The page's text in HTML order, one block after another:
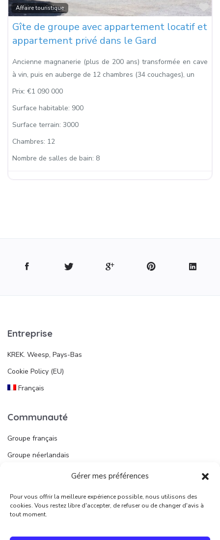
Gérer mes préférences
Pour vous offrir la meilleure expérience possible, nous utilisons des
cookies. Vous restez libre d'accepter, de refuser ou de changer d'avis à
tout moment.
Affaire touristique
Gîte de groupe avec appartement locatif et
appartement privé dans le Gard
Ancienne magnanerie (plus de 200 ans) transformée en cave
à vin, puis en auberge de 12 chambres (34 couchages), un
Prix: €1 090 000
Surface habitable: 900
Surface terrain: 3000
Chambres: 12
Nombre de salles de bain: 8
Entreprise
KREK. Weesp, Pays-Bas
Cookie Policy (EU)
Français
Communauté
Groupe français
Groupe néerlandais
Publier une annonce
Juridique